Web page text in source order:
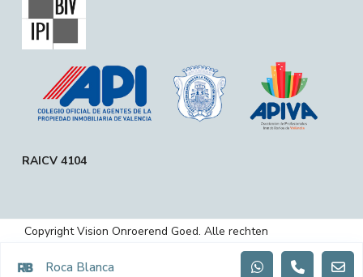
RAICV 4104
Copyright Vision Onroerend Goed. Alle rechten
Roca Blanca